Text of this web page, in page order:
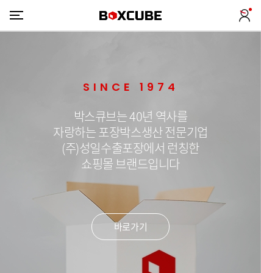
SINCE 1974
박스큐브는 40년 역사를
자랑하는 포장박스생산 전문기업
(주)성일수출포장에서 런칭한
쇼핑몰 브랜드입니다
바로가기